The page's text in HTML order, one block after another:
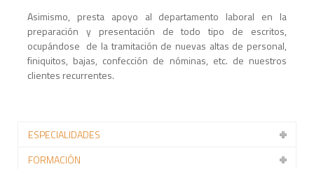
Asimismo, presta apoyo al departamento laboral en la
preparación y presentación de todo tipo de escritos,
ocupándose de la tramitación de nuevas altas de personal,
finiquitos, bajas, confección de nóminas, etc. de nuestros
clientes recurrentes.
ESPECIALIDADES
FORMACIÓN